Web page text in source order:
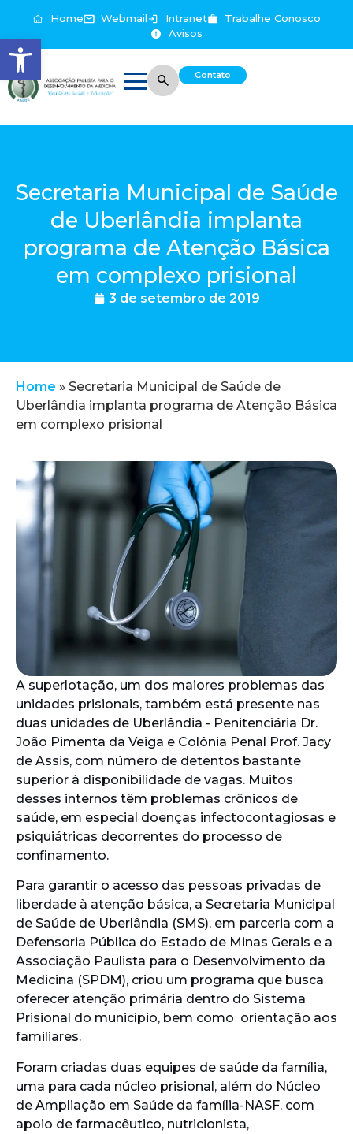
Abrir a barra de ferramentas
Home Webmail Intranet
Trabalhe Conosco
Avisos
Contato
Secretaria Municipal de Saúde
de Uberlândia implanta
programa de Atenção Básica
em complexo prisional
3 de setembro de 2019
Home » Secretaria Municipal de Saúde de
Uberlândia implanta programa de Atenção Básica
em complexo prisional
A superlotação, um dos maiores problemas das
unidades prisionais, também está presente nas
duas unidades de Uberlândia - Penitenciária Dr.
João Pimenta da Veiga e Colônia Penal Prof. Jacy
de Assis, com número de detentos bastante
superior à disponibilidade de vagas. Muitos
desses internos têm problemas crônicos de
saúde, em especial doenças infectocontagiosas e
psiquiátricas decorrentes do processo de
confinamento.
Para garantir o acesso das pessoas privadas de
liberdade à atenção básica, a Secretaria Municipal
de Saúde de Uberlândia (SMS), em parceria com a
Defensoria Pública do Estado de Minas Gerais e a
Associação Paulista para o Desenvolvimento da
Medicina (SPDM), criou um programa que busca
oferecer atenção primária dentro do Sistema
Prisional do município, bem como orientação aos
familiares.
Foram criadas duas equipes de saúde da família,
uma para cada núcleo prisional, além do Núcleo
de Ampliação em Saúde da família-NASF, com
apoio de farmacêutico, nutricionista,